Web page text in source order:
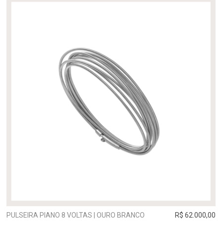
PULSEIRA PIANO 8 VOLTAS | OURO BRANCO R$ 62.000,00